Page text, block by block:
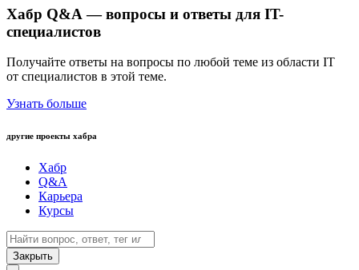
Хабр Q&A — вопросы и ответы для IT-
специалистов
Получайте ответы на вопросы по любой теме из области IT
от специалистов в этой теме.
Узнать больше
другие проекты хабра
Хабр
Q&A
Карьера
Курсы
Закрыть